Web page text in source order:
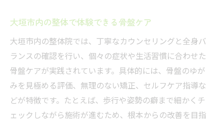
大垣市内の整体で体験できる骨盤ケア
大垣市内の整体院では、丁寧なカウンセリングと全身バ
ランスの確認を行い、個々の症状や生活習慣に合わせた
骨盤ケアが実践されています。具体的には、骨盤のゆが
みを見極める評価、無理のない矯正、セルフケア指導な
どが特徴です。たとえば、歩行や姿勢の癖まで細かくチ
ェックしながら施術が進むため、根本からの改善を目指